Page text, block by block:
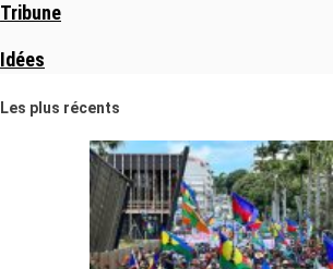
Tribune
Idées
Les plus récents